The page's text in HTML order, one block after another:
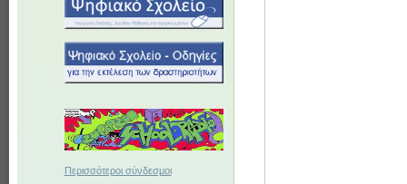
Περισσότεροι σύνδεσμοι